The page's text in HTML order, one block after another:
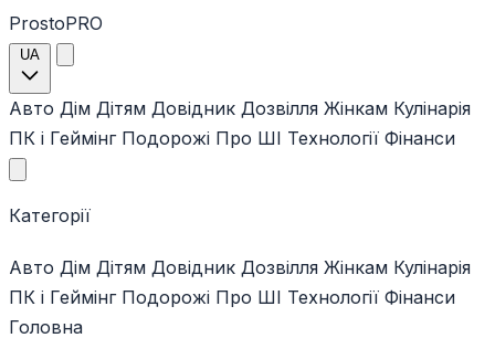
ProstoPRO
UA
Авто Дім Дітям Довідник Дозвілля Жінкам Кулінарія
ПК і Геймінг Подорожі Про ШІ Технології Фінанси
Категорії
Авто Дім Дітям Довідник Дозвілля Жінкам Кулінарія
ПК і Геймінг Подорожі Про ШІ Технології Фінанси
Головна